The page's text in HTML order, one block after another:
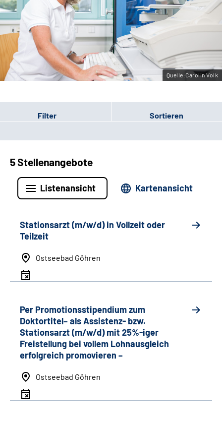
Leichte Sprache
Gebärdensprache
Quelle:Carolin Volk
Filter Sortieren
5 Stellenangebote
Listenansicht Kartenansicht
Stationsarzt (m/w/d) in Vollzeit oder
Teilzeit
Ostseebad Göhren
Per Promotionsstipendium zum
Doktortitel– als Assistenz- bzw.
Stationsarzt (m/w/d) mit 25%-iger
Freistellung bei vollem Lohnausgleich
erfolgreich promovieren –
Ostseebad Göhren